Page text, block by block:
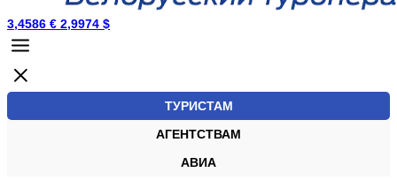
3,4586 € 2,9974 $
ТУРИСТАМ
АГЕНТСТВАМ
АВИА